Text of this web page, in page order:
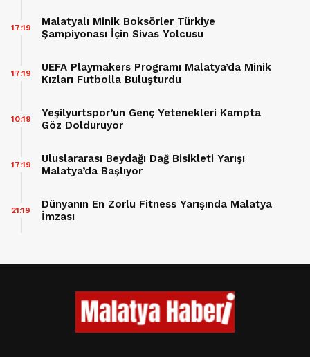
Malatyalı Minik Boksörler Türkiye
Şampiyonası İçin Sivas Yolcusu
17:19
UEFA Playmakers Programı Malatya’da Minik
Kızları Futbolla Buluşturdu
17:19
Yeşilyurtspor’un Genç Yetenekleri Kampta
Göz Dolduruyor
10:19
Uluslararası Beydağı Dağ Bisikleti Yarışı
Malatya’da Başlıyor
17:19
Dünyanın En Zorlu Fitness Yarışında Malatya
İmzası
21:19